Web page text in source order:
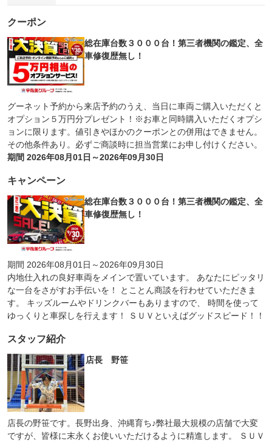
クーポン
総在庫台数３０００台！第三者機関の鑑定、全
車修復歴無し！
グーネット予約から来店予約のうえ、当日に車両ご購入いただくと
オプション５万円分プレゼント！※お車と同時購入いただくオプシ
ョンに限ります。値引きやほかのクーポンとの併用はできません。
その他条件あり。必ずご商談時に担当営業にお申し付けください。
期間 2026年08月01日～2026年09月30日
キャンペーン
総在庫台数３０００台！第三者機関の鑑定、全
車修復歴無し！
期間 2026年08月01日～2026年09月30日
内地仕入れの良好車両をメインで置いています。 あなたにピッタリ
な一台をさがすお手伝いを！ とことん商談を行わせていただきま
す。 キッズルームやドリンクバーもありますので、 時間を使って
ゆっくりと車探しを行えます！ ＳＵＶといえばグッドスピード！！
スタッフ紹介
店長 野笹
店長の野笹です。長野出身、沖縄育ち♪弊社最大規模の店舗で大変
ですが、皆様に末永くお使いいただけるように精進します。 ＳＵＶ